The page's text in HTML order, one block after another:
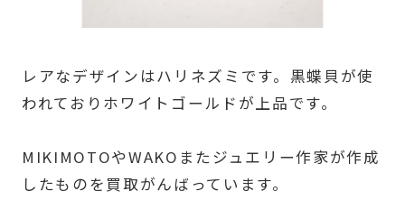
レアなデザインはハリネズミです。黒蝶貝が使
われておりホワイトゴールドが上品です。
MIKIMOTOやWAKOまたジュエリー作家が作成
したものを買取がんばっています。